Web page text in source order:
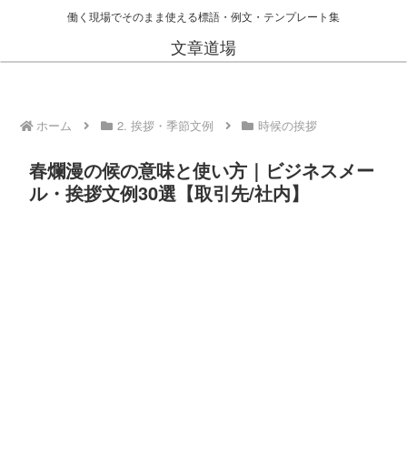
働く現場でそのまま使える標語・例文・テンプレート集
文章道場
ホーム 2. 挨拶・季節文例 時候の挨拶
春爛漫の候の意味と使い方｜ビジネスメー
ル・挨拶文例30選【取引先/社内】